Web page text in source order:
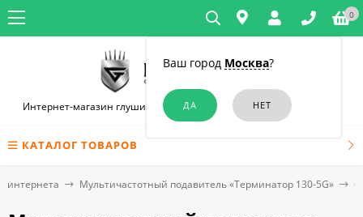
Ваш город Москва?
0
Интернет-магазин глушилок связи и диктофонов в Новосибирске
КАТАЛОГ ТОВАРОВ
интернета Мультичастотный подавитель «Терминатор 130-5G»